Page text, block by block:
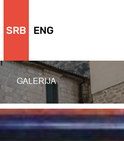
SRB ENG
GALERIJA